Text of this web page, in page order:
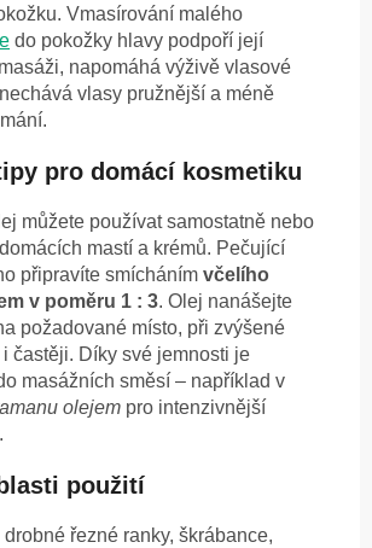
Vmasírování malého
do pokožky hlavy podpoří její
napomáhá výživě vlasové
vlasy pružnější a méně
pro domácí kosmetiku
můžete používat samostatně nebo
mastí a krémů. Pečující
připravíte smícháním včelího
v poměru 1 : 3. Olej nanášejte
požadované místo, při zvýšené
častěji. Díky své jemnosti je
masážních směsí – například v
olejem pro intenzivnější
použití
drobné řezné ranky, škrábance,